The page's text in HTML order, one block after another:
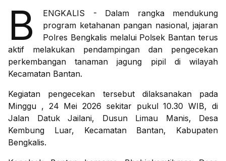
B
ENGKALIS - Dalam rangka mendukung
program ketahanan pangan nasional, jajaran
Polres Bengkalis melalui Polsek Bantan terus
aktif melakukan pendampingan dan pengecekan
perkembangan tanaman jagung pipil di wilayah
Kecamatan Bantan.
Kegiatan pengecekan tersebut dilaksanakan pada
Minggu , 24 Mei 2026 sekitar pukul 10.30 WIB, di
Jalan Datuk Jailani, Dusun Limau Manis, Desa
Kembung Luar, Kecamatan Bantan, Kabupaten
Bengkalis.